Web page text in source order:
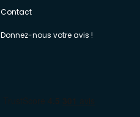
Contact
Donnez-nous votre avis !